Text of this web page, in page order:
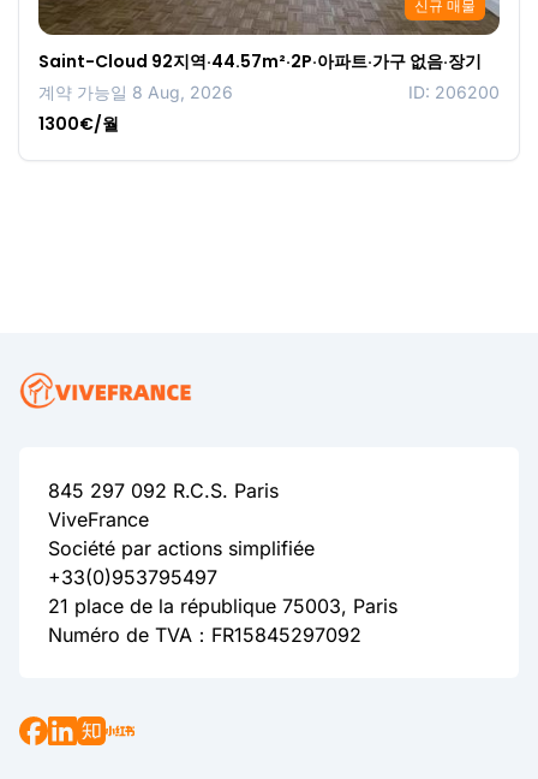
신규 매물
Saint-Cloud 92지역·44.57m²·2P·아파트·가구 없음·장기
계약 가능일 8 Aug, 2026 ID: 206200
1300€/월
845 297 092 R.C.S. Paris
ViveFrance
Société par actions simplifiée
+33(0)953795497
21 place de la république 75003, Paris
Numéro de TVA：FR15845297092